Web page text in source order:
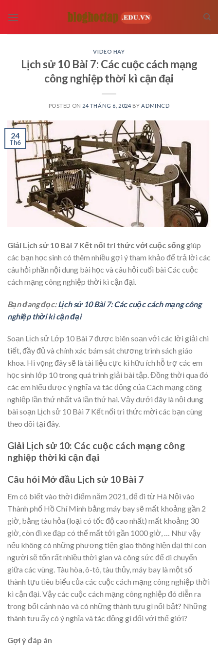
VIDEO HAY
Lịch sử 10 Bài 7: Các cuộc cách mạng
công nghiệp thời kì cận đại
POSTED ON 24 THÁNG 6, 2024 BY ADMINCD
24
Th6
Giải Lịch sử 10 Bài 7 Kết nối tri thức với cuộc sốnggiúp
các bạn học sinh có thêm nhiều gợi ý tham khảo để trả lời các
câu hỏi phần nội dung bài học và câu hỏi cuối bài Các cuộc
cách mạng công nghiệp thời kì cận đại.
Bạn đang đọc:Lịch sử 10 Bài 7: Các cuộc cách mạng công
nghiệp thời kì cận đại
Soạn Lịch sử Lớp 10 Bài 7 được biên soạn với các lời giải chi
tiết, đầy đủ và chính xác bám sát chương trình sách giáo
khoa. Hi vọng đây sẽ là tài liệu cực kì hữu ích hỗ trợ các em
học sinh lớp 10 trong quá trình giải bài tập. Đồng thời qua đó
các em hiểu được ý nghĩa và tác động của Cách mạng công
nghiệp lần thứ nhất và lần thứ hai. Vậy dưới đây là nội dung
bài soạn Lịch sử 10 Bài 7 Kết nối tri thức mời các bạn cùng
theo dõi tại đây.
Giải Lịch sử 10: Các cuộc cách mạng công
nghiệp thời kì cận đại
Câu hỏi Mở đầu Lịch sử 10 Bài 7
Em có biết vào thời điểm năm 2021, để đi từ Hà Nội vào
Thành phố Hồ Chí Minh bằng máy bay sẽ mất khoảng gần 2
giờ, bằng tàu hỏa (loại có tốc độ cao nhất) mất khoảng 30
giờ, còn đi xe đạp có thể mất tới gần 1000 giờ, … Như vậy
nếu không có những phương tiện giao thông hiện đại thì con
người sẽ tốn rất nhiều thời gian và công sức để di chuyển
giữa các vùng. Tàu hòa, ô-tô, tàu thủy, máy bay là một số
thành tựu tiêu biểu của các cuộc cách mạng công nghiệp thời
kì cận đại. Vậy các cuộc cách mạng công nghiệp đó diễn ra
trong bối cảnh nào và có những thành tựu gì nổi bật? Những
thành tựu ấy có ý nghĩa và tác động gì đối với thế giới?
Gợi ý đáp án